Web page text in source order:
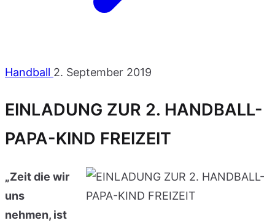
Handball 2. September 2019
EINLADUNG ZUR 2. HANDBALL-
PAPA-KIND FREIZEIT
„Zeit die wir
uns
nehmen, ist